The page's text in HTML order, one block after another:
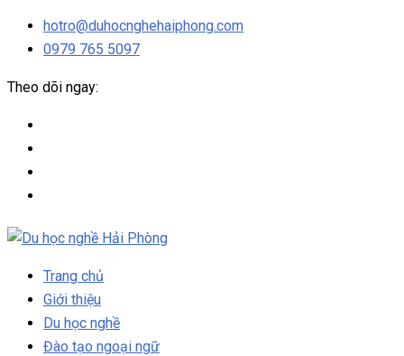
hotro@duhocnghehaiphong.com
0979 765 5097
Theo dõi ngay:
Trang chủ
Giới thiệu
Du học nghề
Đào tạo ngoại ngữ